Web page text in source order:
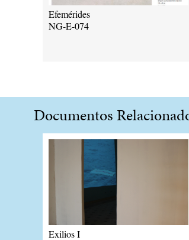
Efemérides
NG-E-074
Documentos
Exilios I